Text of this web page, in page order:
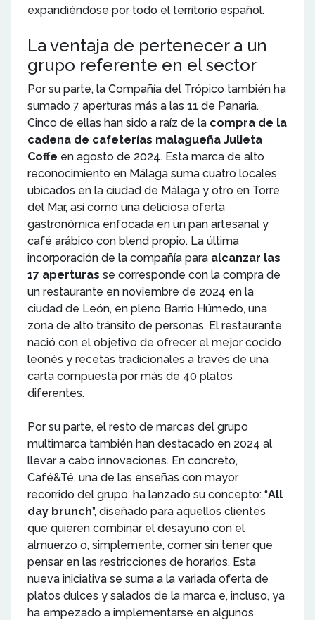
expandiéndose por todo el territorio español.
La ventaja de pertenecer a un
grupo referente en el sector
Por su parte, la Compañía del Trópico también ha
sumado 7 aperturas más a las 11 de Panaria.
Cinco de ellas han sido a raíz de la compra de la
cadena de cafeterías malagueña Julieta
Coffe en agosto de 2024. Esta marca de alto
reconocimiento en Málaga suma cuatro locales
ubicados en la ciudad de Málaga y otro en Torre
del Mar, así como una deliciosa oferta
gastronómica enfocada en un pan artesanal y
café arábico con blend propio. La última
incorporación de la compañía para alcanzar las
17 aperturas se corresponde con la compra de
un restaurante en noviembre de 2024 en la
ciudad de León, en pleno Barrio Húmedo, una
zona de alto tránsito de personas. El restaurante
nació con el objetivo de ofrecer el mejor cocido
leonés y recetas tradicionales a través de una
carta compuesta por más de 40 platos
diferentes.
Por su parte, el resto de marcas del grupo
multimarca también han destacado en 2024 al
llevar a cabo innovaciones. En concreto,
Café&Té, una de las enseñas con mayor
recorrido del grupo, ha lanzado su concepto: “All
day brunch”, diseñado para aquellos clientes
que quieren combinar el desayuno con el
almuerzo o, simplemente, comer sin tener que
pensar en las restricciones de horarios. Esta
nueva iniciativa se suma a la variada oferta de
platos dulces y salados de la marca e, incluso, ya
ha empezado a implementarse en algunos